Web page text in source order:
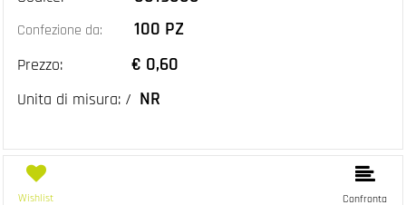
Confezione da: 100 PZ
Prezzo: € 0,60
Unita di misura: / NR
Wishlist Confronta